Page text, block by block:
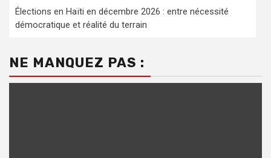
Élections en Haïti en décembre 2026 : entre nécessité
démocratique et réalité du terrain
NE MANQUEZ PAS :